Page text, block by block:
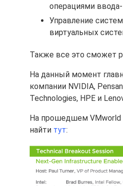
операциями
Управление
виртуальных
Также все это сможет
На данный момент
компании NVIDIA,
Technologies, HPE и
На прошедшем VMworld
найти тут: